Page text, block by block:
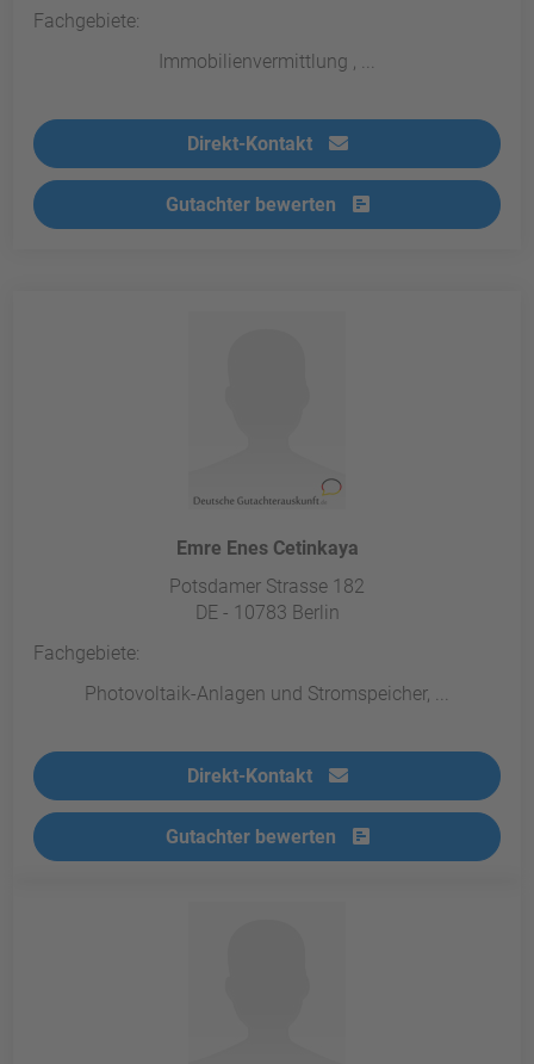
Fachgebiete:
Immobilienvermittlung , ...
Direkt-Kontakt
Gutachter bewerten
Emre Enes Cetinkaya
Potsdamer Strasse 182
DE - 10783 Berlin
Fachgebiete:
Photovoltaik-Anlagen und Stromspeicher, ...
Direkt-Kontakt
Gutachter bewerten